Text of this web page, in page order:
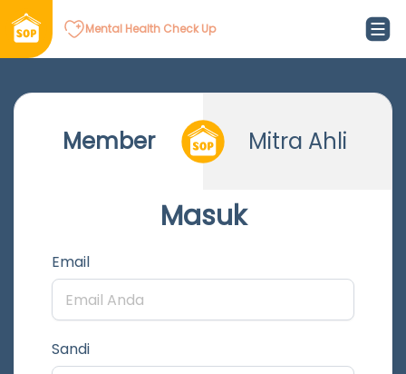
Mental Health Check Up
Member Mitra Ahli
Masuk
Email
Sandi